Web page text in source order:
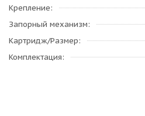
Крепление
Запорный механизм
Картридж/Размер
Комплектация